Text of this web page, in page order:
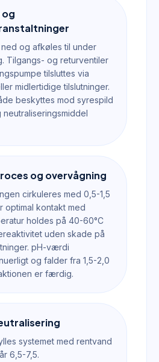
og afkøles til under
Tilgangs- og returventiler
tilsluttes via
midlertidige tilslutninger.
beskyttes mod syrespild
og overvågning
cirkuleres med 0,5-1,5
optimal kontakt med
holdes på 40-60°C
uden skade på
pH-værdi
og falder fra 1,5-2,0
er færdig.
systemet med rentvand
6,5-7,5.